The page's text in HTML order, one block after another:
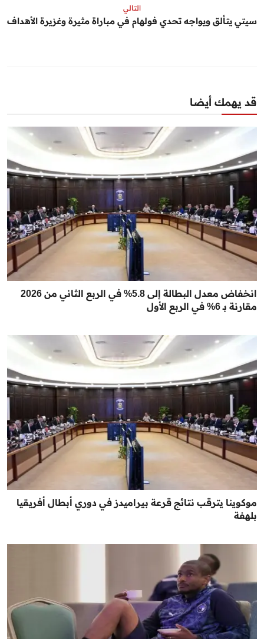
التالي
سيتي يتألق ويواجه تحدي فولهام في مباراة مثيرة وغزيرة الأهداف
قد يهمك أيضا
انخفاض معدل البطالة إلى 5.8% في الربع الثاني من 2026
مقارنة بـ 6% في الربع الأول
موكوينا يترقب نتائج قرعة بيراميدز في دوري أبطال أفريقيا
بلهفة